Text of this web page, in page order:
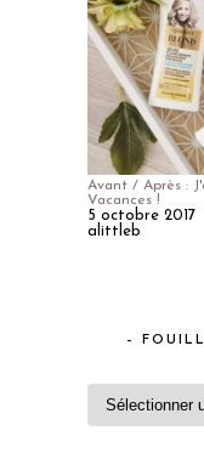
Avant / Après :
Vacances !
5 octobre 2017
alittleb
–